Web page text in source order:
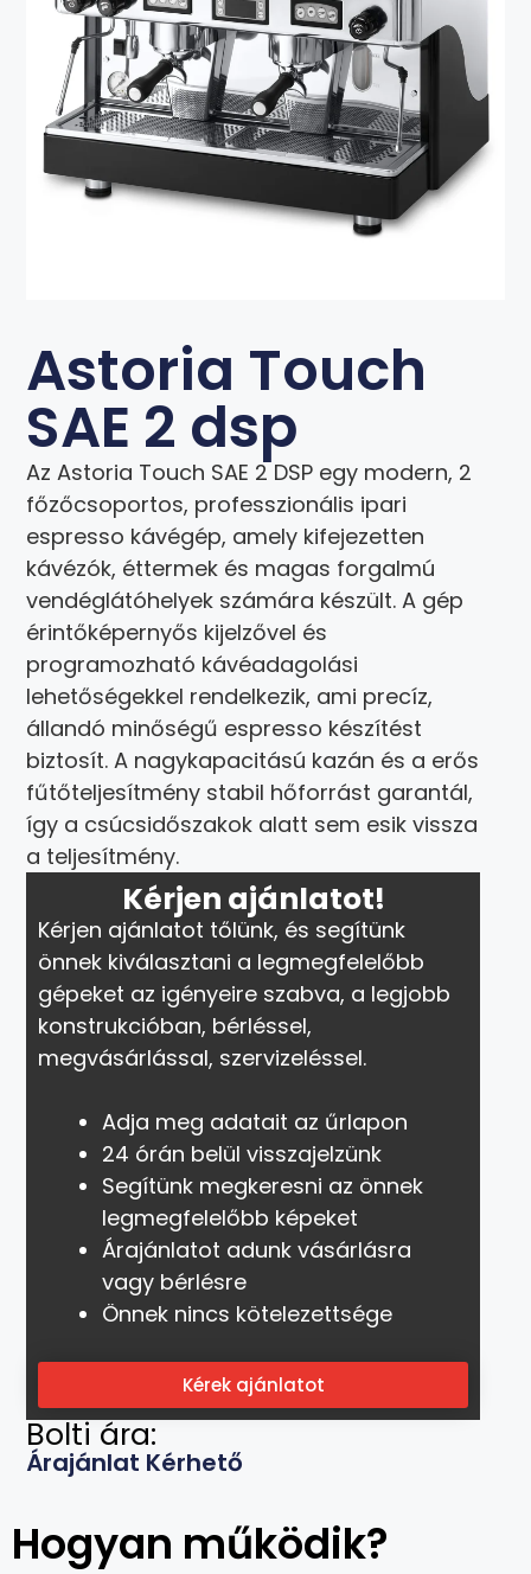
Astoria Touch
SAE 2 dsp
Az Astoria Touch SAE 2 DSP egy modern, 2
főzőcsoportos, professzionális ipari
espresso kávégép, amely kifejezetten
kávézók, éttermek és magas forgalmú
vendéglátóhelyek számára készült. A gép
érintőképernyős kijelzővel és
programozható kávéadagolási
lehetőségekkel rendelkezik, ami precíz,
állandó minőségű espresso készítést
biztosít. A nagykapacitású kazán és a erős
fűtőteljesítmény stabil hőforrást garantál,
így a csúcsidőszakok alatt sem esik vissza
a teljesítmény.
Kérjen ajánlatot!
Kérjen ajánlatot tőlünk, és segítünk
önnek kiválasztani a legmegfelelőbb
gépeket az igényeire szabva, a legjobb
konstrukcióban, bérléssel,
megvásárlással, szervizeléssel.
Adja meg adatait az űrlapon
24 órán belül visszajelzünk
Segítünk megkeresni az önnek
legmegfelelőbb képeket
Árajánlatot adunk vásárlásra
vagy bérlésre
Önnek nincs kötelezettsége
Kérek ajánlatot
Bolti ára:
Árajánlat Kérhető
Hogyan működik?